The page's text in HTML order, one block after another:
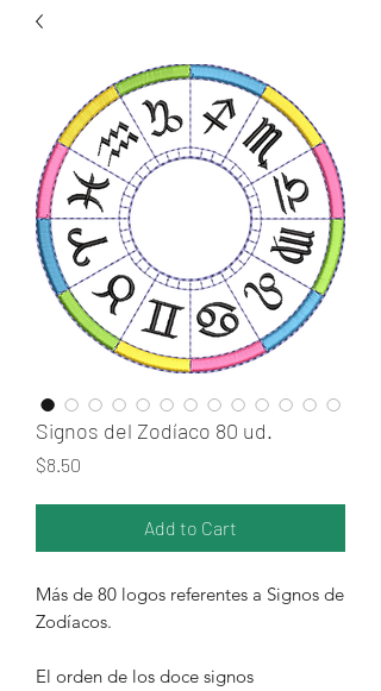
Signos del Zodíaco 80 ud.
$8.50
Add to Cart
Más de 80 logos referentes a Signos de
Zodíacos.
El orden de los doce signos